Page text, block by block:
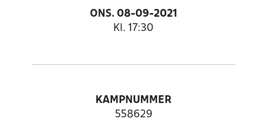
ONS. 08-09-2021
Kl. 17:30
KAMPNUMMER
558629